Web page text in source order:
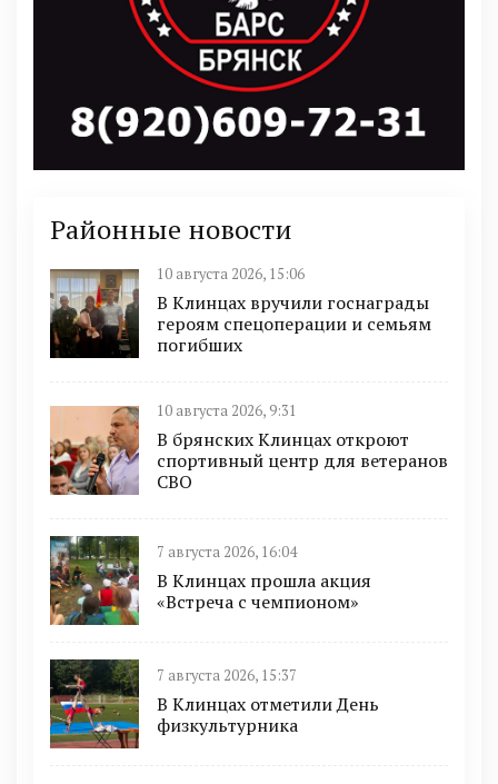
Районные новости
10 августа 2026, 15:06
В Клинцах вручили госнаграды
героям спецоперации и семьям
погибших
10 августа 2026, 9:31
В брянских Клинцах откроют
спортивный центр для ветеранов
СВО
7 августа 2026, 16:04
В Клинцах прошла акция
«Встреча с чемпионом»
7 августа 2026, 15:37
В Клинцах отметили День
физкультурника